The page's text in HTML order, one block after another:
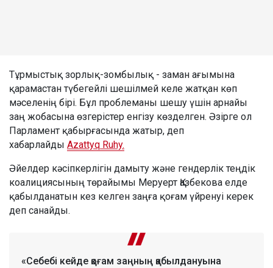
Тұрмыстық зорлық-зомбылық - заман ағымына
қарамастан түбегейлі шешілмей келе жатқан көп
мәселенің бірі. Бұл проблеманы шешу үшін арнайы
заң жобасына өзгерістер енгізу көзделген. Әзірге ол
Парламент қабырғасында жатыр, деп
хабарлайды Azattyq Ruhy.
Әйелдер кәсіпкерлігін дамыту және гендерлік теңдік
коалициясының төрайымы Меруерт Қазбекова елде
қабылданатын кез келген заңға қоғам үйренуі керек
деп санайды.
«Себебі кейде қоғам заңның қабылдануына